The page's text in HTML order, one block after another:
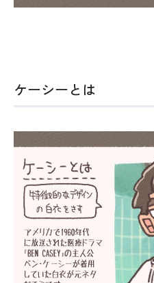
ケーシーとは